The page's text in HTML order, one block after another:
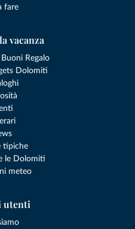
fare
vacanza
Buoni Regalo
Dolomiti
tipiche
le Dolomiti
meteo
utenti